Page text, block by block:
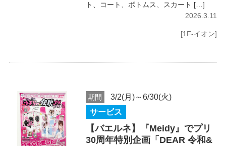
ト、コート、ボトムス、スカート […]
2026.3.11
[1F-イオン]
期間 3/2(月)～6/30(火)
サービス
【バエルネ】『Meidy』でプリ
30周年特別企画「DEAR 令和&